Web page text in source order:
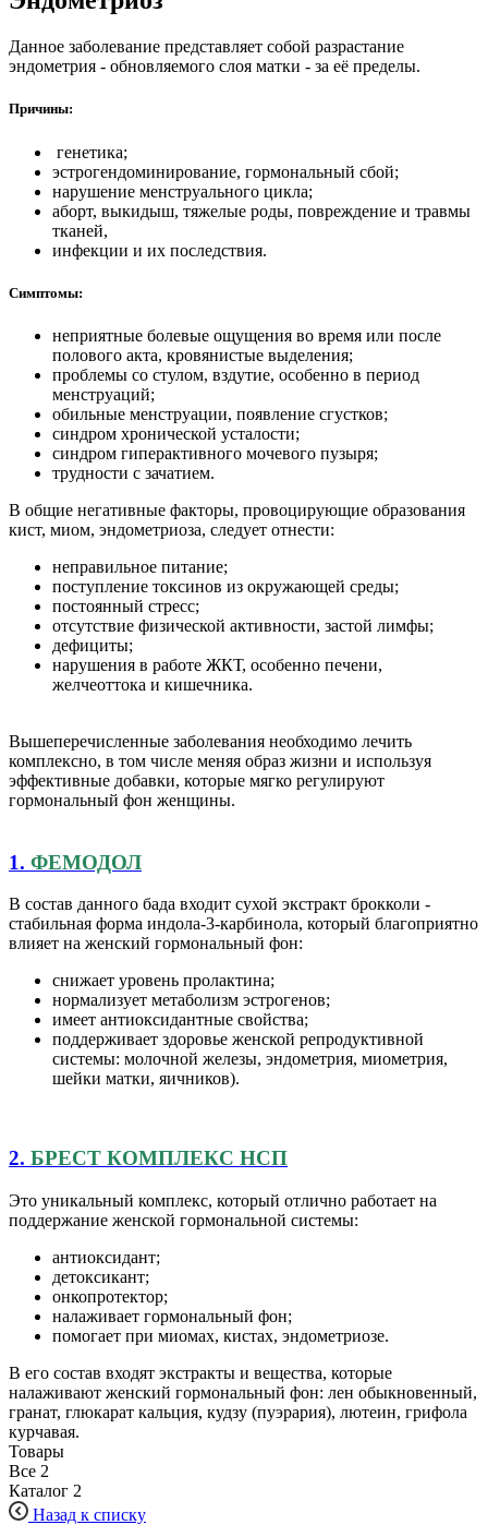
Данное заболевание представляет собой разрастание
эндометрия - обновляемого слоя матки - за её пределы.
Причины:
генетика;
эстрогендоминирование, гормональный сбой;
нарушение менструального цикла;
аборт, выкидыш, тяжелые роды, повреждение и травмы
тканей,
инфекции и их последствия.
Симптомы:
неприятные болевые ощущения во время или после
полового акта, кровянистые выделения;
проблемы со стулом, вздутие, особенно в период
менструаций;
обильные менструации, появление сгустков;
синдром хронической усталости;
синдром гиперактивного мочевого пузыря;
трудности с зачатием.
В общие негативные факторы, провоцирующие образования
кист, миом, эндометриоза, следует отнести:
неправильное питание;
поступление токсинов из окружающей среды;
постоянный стресс;
отсутствие физической активности, застой лимфы;
дефициты;
нарушения в работе ЖКТ, особенно печени,
желчеоттока и кишечника.
Вышеперечисленные заболевания необходимо лечить
комплексно, в том числе меняя образ жизни и используя
эффективные добавки, которые мягко регулируют
гормональный фон женщины.
1. ФЕМОДОЛ
В состав данного бада входит сухой экстракт брокколи -
стабильная форма индола-3-карбинола, который благоприятно
влияет на женский гормональный фон:
снижает уровень пролактина;
нормализует метаболизм эстрогенов;
имеет антиоксидантные свойства;
поддерживает здоровье женской репродуктивной
системы: молочной железы, эндометрия, миометрия,
шейки матки, яичников).
2. БРЕСТ КОМПЛЕКС НСП
Это уникальный комплекс, который отлично работает на
поддержание женской гормональной системы:
антиоксидант;
детоксикант;
онкопротектор;
налаживает гормональный фон;
помогает при миомах, кистах, эндометриозе.
В его состав входят экстракты и вещества, которые
налаживают женский гормональный фон: лен обыкновенный,
гранат, глюкарат кальция, кудзу (пуэрария), лютеин, грифола
курчавая.
Товары
Все 2
Каталог 2
Назад к списку